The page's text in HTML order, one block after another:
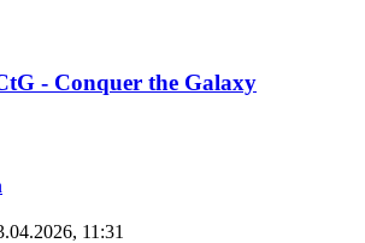
- Conquer the Galaxy
11:31